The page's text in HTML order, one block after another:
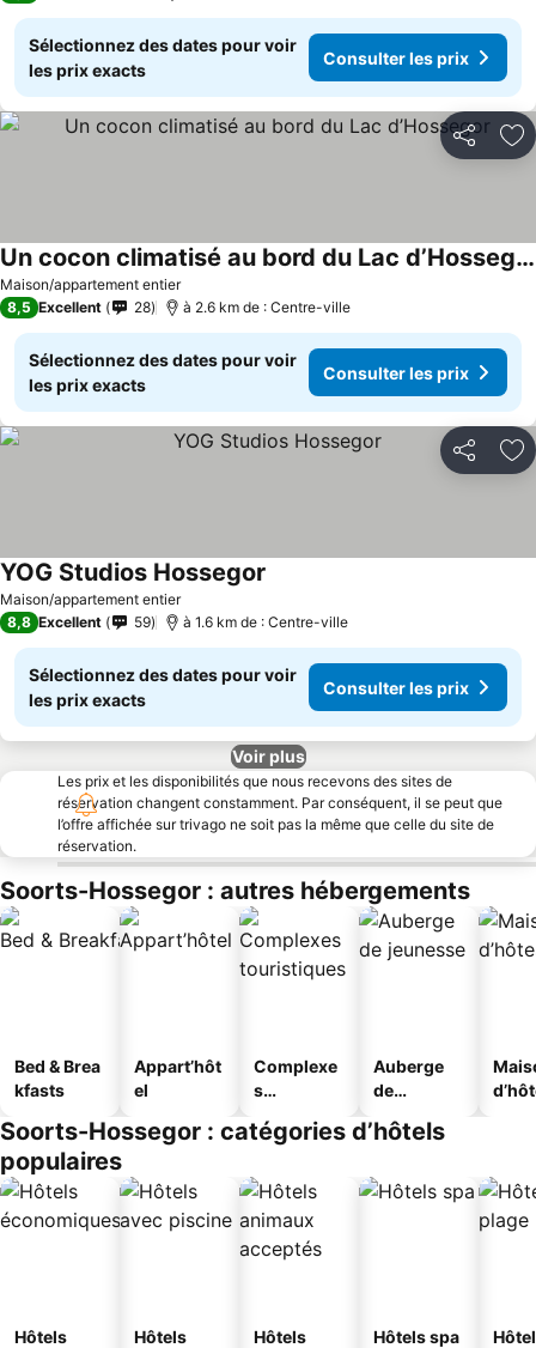
Sélectionnez des dates pour voir
les prix exacts
Consulter les prix
Partager
Maison/appartement entier
Un cocon climatisé au bord du Lac d’Hossegor
8,5 Excellent 28 à 2.6 km de : Centre-ville
Sélectionnez des dates pour voir
les prix exacts
Consulter les prix
Partager
Maison/appartement entier
YOG Studios Hossegor
8,8 Excellent 59 à 1.6 km de : Centre-ville
Sélectionnez des dates pour voir
les prix exacts
Consulter les prix
Voir plus
Les prix et les disponibilités que nous recevons des sites de
réservation changent constamment. Par conséquent, il se peut que
l’offre affichée sur trivago ne soit pas la même que celle du site de
réservation.
Soorts-Hossegor : autres hébergements
Bed & Brea
kfasts
Appart’hôt
el
Complexe
s
s
Auberge
de
Soorts-Hossegor : catégories d’hôtels
populaires
Hôtels
Hôtels
Hôtels
Hôtels spa